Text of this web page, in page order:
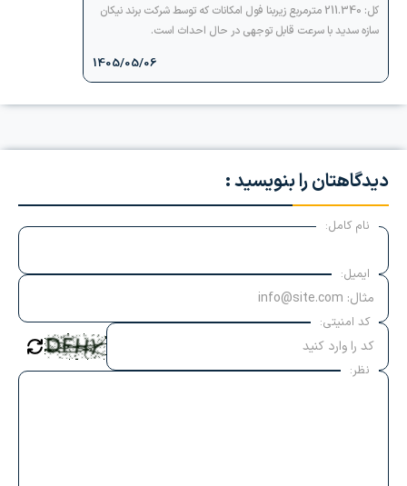
کل: 211.340 مترمربع زیربنا فول امکانات که توسط شرکت برند نیکان
سازه سدید با سرعت قابل توجهی در حال احداث است.
1405/05/06
دیدگاهتان را بنویسید :
نام کامل:
ایمیل:
کد امنیتی:
نظر: